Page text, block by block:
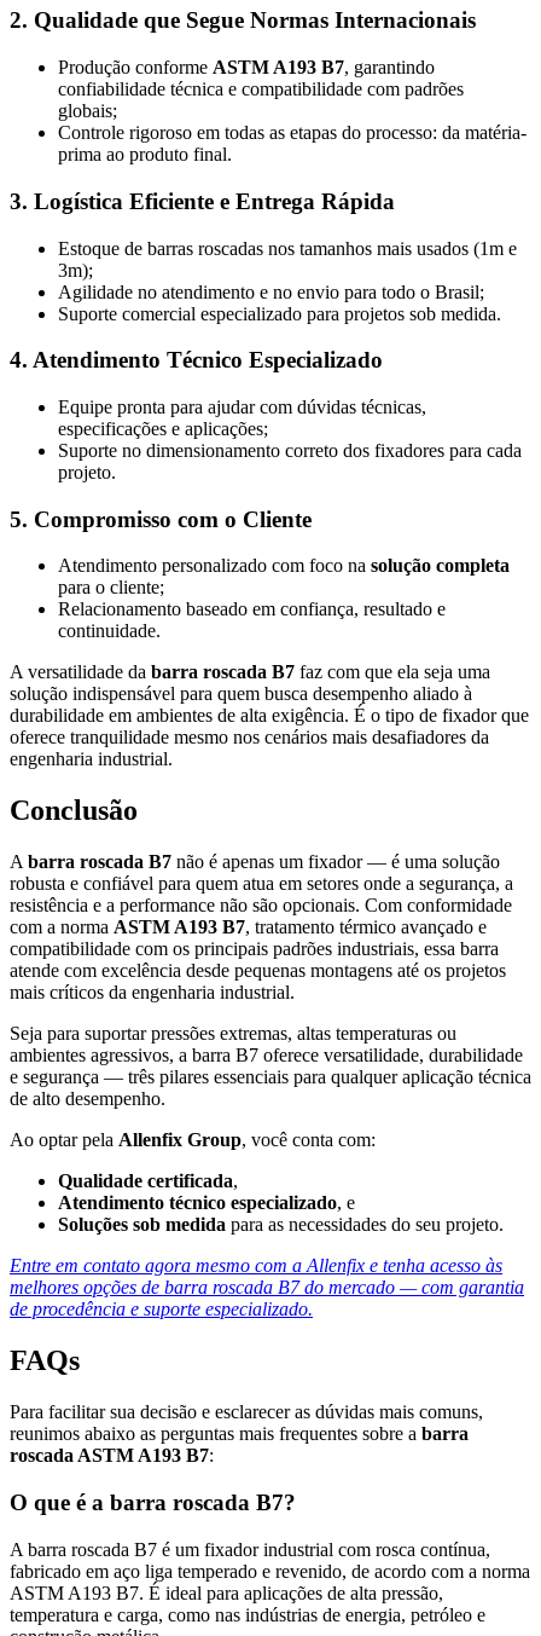
2. Qualidade que Segue Normas Internacionais
Produção conforme ASTM A193 B7, garantindo
confiabilidade técnica e compatibilidade com padrões
globais;
Controle rigoroso em todas as etapas do processo: da matéria-
prima ao produto final.
3. Logística Eficiente e Entrega Rápida
Estoque de barras roscadas nos tamanhos mais usados (1m e
3m);
Agilidade no atendimento e no envio para todo o Brasil;
Suporte comercial especializado para projetos sob medida.
4. Atendimento Técnico Especializado
Equipe pronta para ajudar com dúvidas técnicas,
especificações e aplicações;
Suporte no dimensionamento correto dos fixadores para cada
projeto.
5. Compromisso com o Cliente
Atendimento personalizado com foco na solução completa
para o cliente;
Relacionamento baseado em confiança, resultado e
continuidade.
A versatilidade da barra roscada B7 faz com que ela seja uma
solução indispensável para quem busca desempenho aliado à
durabilidade em ambientes de alta exigência. É o tipo de fixador que
oferece tranquilidade mesmo nos cenários mais desafiadores da
engenharia industrial.
Conclusão
A barra roscada B7 não é apenas um fixador — é uma solução
robusta e confiável para quem atua em setores onde a segurança, a
resistência e a performance não são opcionais. Com conformidade
com a norma ASTM A193 B7, tratamento térmico avançado e
compatibilidade com os principais padrões industriais, essa barra
atende com excelência desde pequenas montagens até os projetos
mais críticos da engenharia industrial.
Seja para suportar pressões extremas, altas temperaturas ou
ambientes agressivos, a barra B7 oferece versatilidade, durabilidade
e segurança — três pilares essenciais para qualquer aplicação técnica
de alto desempenho.
Ao optar pela Allenfix Group, você conta com:
Qualidade certificada,
Atendimento técnico especializado, e
Soluções sob medida para as necessidades do seu projeto.
Entre em contato agora mesmo com a Allenfix e tenha acesso às
melhores opções de barra roscada B7 do mercado — com garantia
de procedência e suporte especializado.
FAQs
Para facilitar sua decisão e esclarecer as dúvidas mais comuns,
reunimos abaixo as perguntas mais frequentes sobre a barra
roscada ASTM A193 B7:
O que é a barra roscada B7?
A barra roscada B7 é um fixador industrial com rosca contínua,
fabricado em aço liga temperado e revenido, de acordo com a norma
ASTM A193 B7. É ideal para aplicações de alta pressão,
temperatura e carga, como nas indústrias de energia, petróleo e